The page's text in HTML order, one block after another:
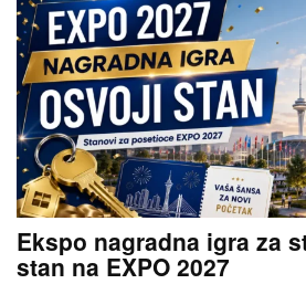
Ekspo nagradna igra za
stan na EXPO 2027